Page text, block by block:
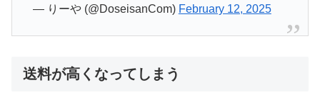
— りーや (@DoseisanCom) February 12, 2025
送料が高くなってしまう